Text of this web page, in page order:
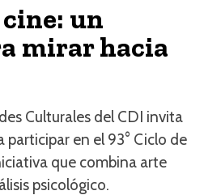
un
mirar hacia
Culturales del CDI invita
en el 93° Ciclo de
que combina arte
psicológico.